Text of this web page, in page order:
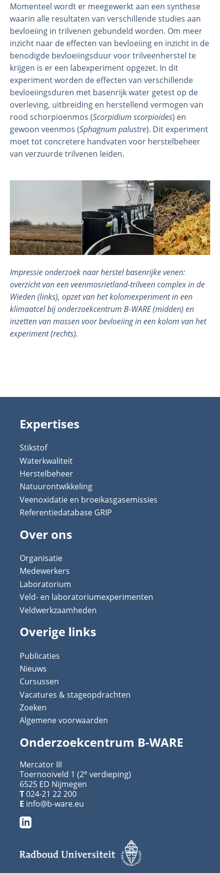
Momenteel wordt er meegewerkt aan een synthese
waarin alle resultaten van verschillende studies aan
bevloeiing in trilvenen gebundeld worden. Om meer
inzicht naar de effecten van bevloeiing en inzicht in de
benodigde bevloeiingsduur voor trilveenherstel te
krijgen is er een labexperiment opgezet. In dit
experiment worden de effecten van verschillende
bevloeiingsduren met basenrijk water getest op de
overleving, uitbreiding en herstellend vermogen van
rood schorpioenmos (Scorpidium scorpioides) en
gewoon veenmos (Sphagnum palustre). Dit experiment
moet tot concretere handvaten voor herstelbeheer
van verzuurde trilvenen leiden.
Impressie onderzoek naar herstel basenrijke venen:
overzicht van een veenmosrietland-trilveen complex in de
Wieden (links), opzet van het kolomexperiment in een
klimaatcel bij onderzoekcentrum B-WARE (midden) en
inzetten van mossen voor bevloeiing in een kolom van het
experiment (rechts).
Expertises
Stikstof
Waterkwaliteit
Herstelbeheer
Natuurontwikkeling
Veenoxidatie en broeikasgasemissies
Referentiedatabase GRIP
Over ons
Organisatie
Medewerkers
Laboratorium
Veld- en laboratoriumexperimenten
Veldwerkzaamheden
Overige links
Publicaties
Nieuws
Cursussen
Vacatures & stageopdrachten
Zoeken
Algemene voorwaarden
Onderzoekcentrum B-WARE
Mercator III
Toernooiveld 1 (2e verdieping)
6525 ED Nijmegen
T024-21 22 200
E info@b-ware.eu